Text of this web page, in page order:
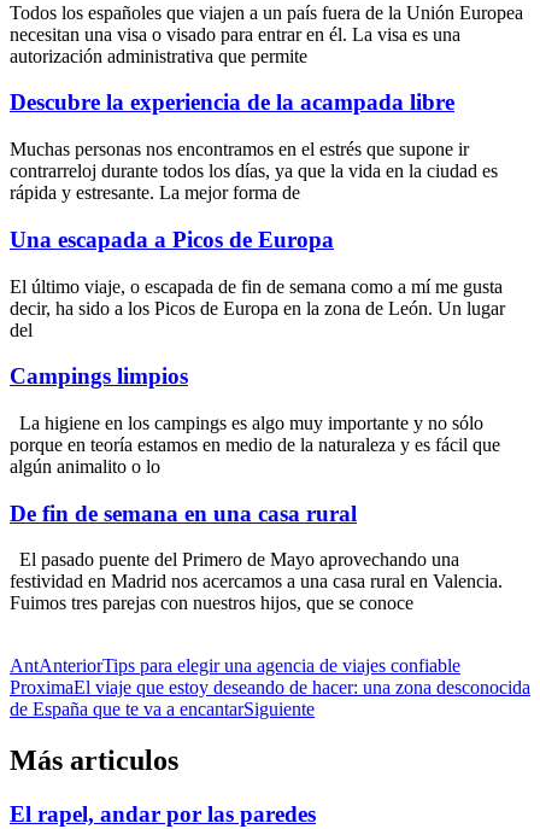
Todos los españoles que viajen a un país fuera de la Unión Europea
necesitan una visa o visado para entrar en él. La visa es una
autorización administrativa que permite
Descubre la experiencia de la acampada libre
Muchas personas nos encontramos en el estrés que supone ir
contrarreloj durante todos los días, ya que la vida en la ciudad es
rápida y estresante. La mejor forma de
Una escapada a Picos de Europa
El último viaje, o escapada de fin de semana como a mí me gusta
decir, ha sido a los Picos de Europa en la zona de León. Un lugar
del
Campings limpios
La higiene en los campings es algo muy importante y no sólo
porque en teoría estamos en medio de la naturaleza y es fácil que
algún animalito o lo
De fin de semana en una casa rural
El pasado puente del Primero de Mayo aprovechando una
festividad en Madrid nos acercamos a una casa rural en Valencia.
Fuimos tres parejas con nuestros hijos, que se conoce
AntAnteriorTips para elegir una agencia de viajes confiable
ProximaEl viaje que estoy deseando de hacer: una zona desconocida
de España que te va a encantarSiguiente
Más articulos
El rapel, andar por las paredes